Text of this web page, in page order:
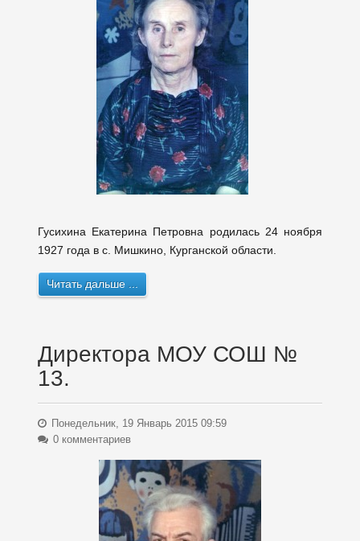
Гусихина Екатерина Петровна родилась 24 ноября
1927 года в с. Мишкино, Курганской области.
Читать дальше ...
Директора МОУ СОШ №
13.
Понедельник, 19 Январь 2015 09:59
0 комментариев